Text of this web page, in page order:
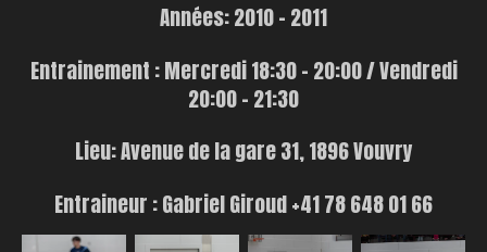
Années: 2010 - 2011
Entrainement : Mercredi 18:30 - 20:00 / Vendredi
20:00 - 21:30
Lieu: Avenue de la gare 31, 1896 Vouvry
Entraineur : Gabriel Giroud +41 78 648 01 66